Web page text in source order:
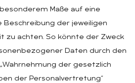
Maße auf eine
Beschreibung der jeweiligen
zu achten. So könnte der Zweck
Daten durch den
der gesetzlich
der Personalvertretung“